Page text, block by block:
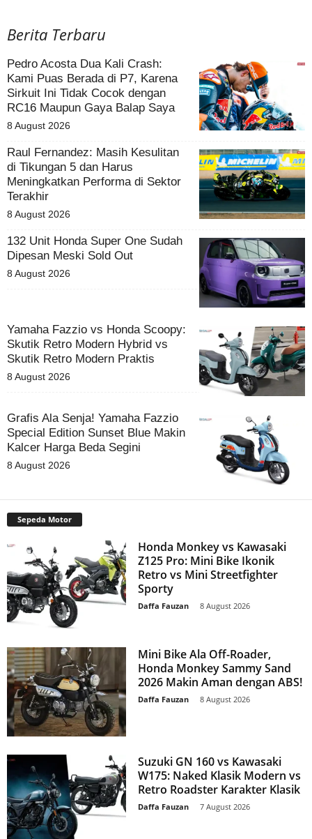
Berita Terbaru
Pedro Acosta Dua Kali Crash:
Kami Puas Berada di P7, Karena
Sirkuit Ini Tidak Cocok dengan
RC16 Maupun Gaya Balap Saya
8 August 2026
Raul Fernandez: Masih Kesulitan
di Tikungan 5 dan Harus
Meningkatkan Performa di Sektor
Terakhir
8 August 2026
132 Unit Honda Super One Sudah
Dipesan Meski Sold Out
8 August 2026
Yamaha Fazzio vs Honda Scoopy:
Skutik Retro Modern Hybrid vs
Skutik Retro Modern Praktis
8 August 2026
Grafis Ala Senja! Yamaha Fazzio
Special Edition Sunset Blue Makin
Kalcer Harga Beda Segini
8 August 2026
Sepeda Motor
Honda Monkey vs Kawasaki
Z125 Pro: Mini Bike Ikonik
Retro vs Mini Streetfighter
Sporty
Daffa Fauzan 8 August 2026
Mini Bike Ala Off-Roader,
Honda Monkey Sammy Sand
2026 Makin Aman dengan ABS!
Daffa Fauzan 8 August 2026
Suzuki GN 160 vs Kawasaki
W175: Naked Klasik Modern vs
Retro Roadster Karakter Klasik
Daffa Fauzan 7 August 2026